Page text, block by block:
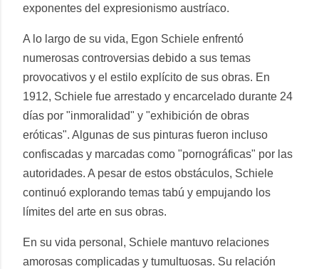
exponentes del expresionismo austríaco.
A lo largo de su vida, Egon Schiele enfrentó
numerosas controversias debido a sus temas
provocativos y el estilo explícito de sus obras. En
1912, Schiele fue arrestado y encarcelado durante 24
días por "inmoralidad" y "exhibición de obras
eróticas". Algunas de sus pinturas fueron incluso
confiscadas y marcadas como "pornográficas" por las
autoridades. A pesar de estos obstáculos, Schiele
continuó explorando temas tabú y empujando los
límites del arte en sus obras.
En su vida personal, Schiele mantuvo relaciones
amorosas complicadas y tumultuosas. Su relación